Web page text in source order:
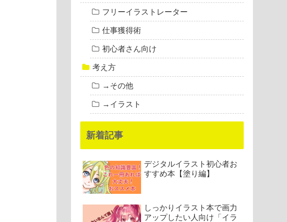
フリーイラストレーター
仕事獲得術
初心者さん向け
考え方
→その他
→イラスト
新着記事
デジタルイラスト初心者お
すすめ本【塗り編】
しっかりイラスト本で画力
アップしたい人向け「イラ